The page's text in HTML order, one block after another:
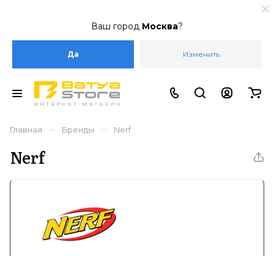
Ваш город Москва?
Да Изменить
Главная – Бренды – Nerf
Nerf